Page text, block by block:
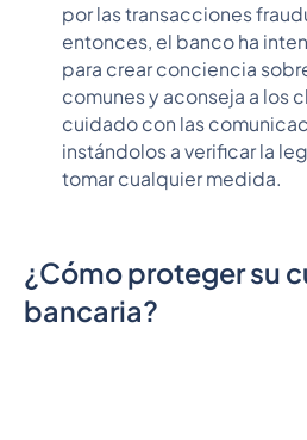
por las transacciones
entonces, el banco ha
para crear conciencia
comunes y aconseja a los
cuidado con las
instándolos a verificar la
tomar cualquier medida.
¿Cómo proteger su
bancaria?